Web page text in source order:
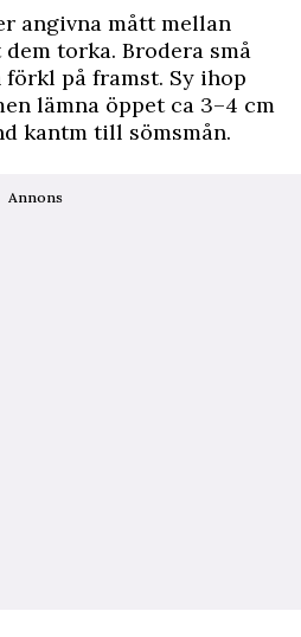
angivna mått mellan
torka. Brodera små
på framst. Sy ihop
lämna öppet ca 3–4 cm
kantm till sömsmån.
Annons